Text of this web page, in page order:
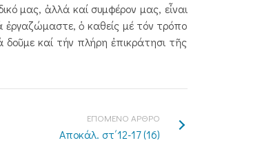
μας, ἀλλά καί συμφέρον μας, εἶναι
ἐργαζώμαστε, ὁ καθείς μέ τόν τρόπο
καί τήν πλήρη ἐπικράτησι τῆς
ΕΠΟΜΕΝΟ ΑΡΘΡΟ
Αποκάλ. στ΄12-17 (16)